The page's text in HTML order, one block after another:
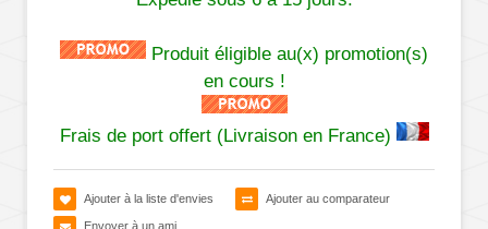
Produit éligible au(x) promotion(s)
en cours !
Frais de port offert (Livraison en France)
Ajouter à la liste d'envies Ajouter au comparateur
Envoyer à un ami